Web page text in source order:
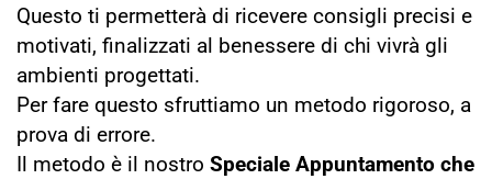
Questo ti permetterà di ricevere consigli precisi e
motivati, finalizzati al benessere di chi vivrà gli
ambienti progettati.
Per fare questo sfruttiamo un metodo rigoroso, a
prova di errore.
Il metodo è il nostro Speciale Appuntamento che